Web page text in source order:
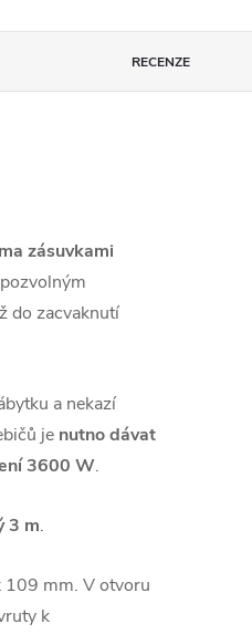
RECENZE
zásuvkami
do zacvaknutí
a nekazí
je nutno dávat
3600 W.
3 m.
109 mm. V otvoru
k